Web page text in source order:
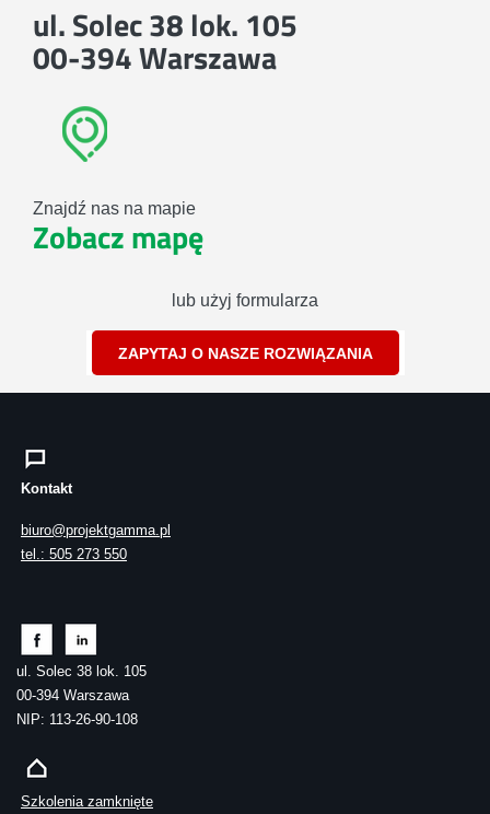
ul. Solec 38 lok. 105
00-394 Warszawa
Znajdź nas na mapie
Zobacz mapę
lub użyj formularza
ZAPYTAJ O NASZE ROZWIĄZANIA
Kontakt
biuro@projektgamma.pl
tel.: 505 273 550
ul. Solec 38 lok. 105
00-394 Warszawa
NIP: 113-26-90-108
Szkolenia zamknięte